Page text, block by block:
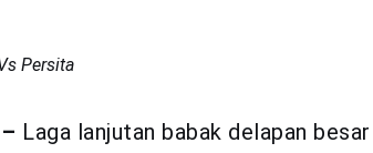
Persita
Laga lanjutan babak delapan